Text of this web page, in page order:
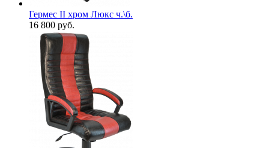
Гермес II хром Люкс ч.\б.
16 800 руб.